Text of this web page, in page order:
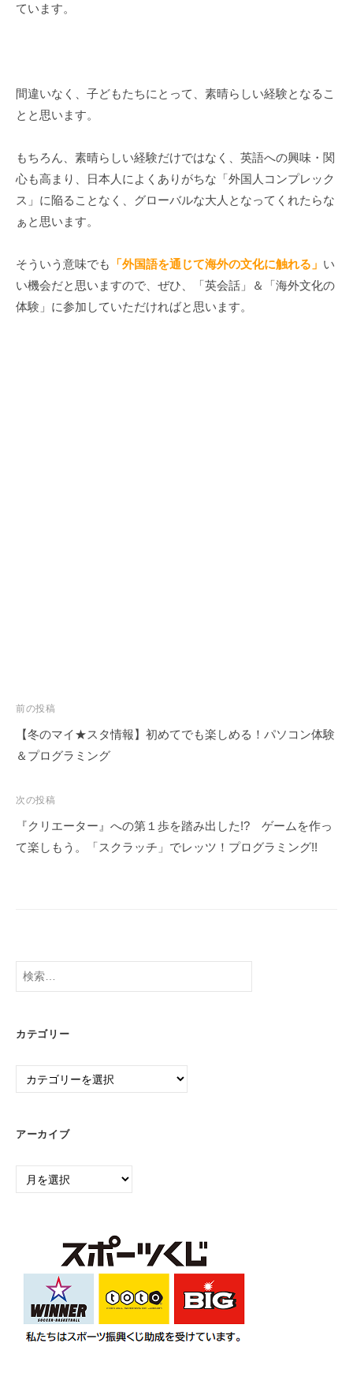
ています。
間違いなく、子どもたちにとって、素晴らしい経験となるこ
とと思います。
もちろん、素晴らしい経験だけではなく、英語への興味・関
心も高まり、日本人によくありがちな「外国人コンプレック
ス」に陥ることなく、グローバルな大人となってくれたらな
ぁと思います。
そういう意味でも 「外国語を通じて海外の文化に触れる」 い
い機会だと思いますので、ぜひ、「英会話」＆「海外文化の
体験」に参加していただければと思います。
投
稿
ナ
ゲ
ー
シ
前の投稿
【冬のマイ★スタ情報】初めてでも楽しめる！パソコン体験
＆プログラミング
次の投稿
『クリエーター』への第１歩を踏み出した!? ゲームを作っ
て楽しもう。「スクラッチ」でレッツ！プログラミング!!
検
索:
カテゴリー
カ
ー
アーカイブ
ア